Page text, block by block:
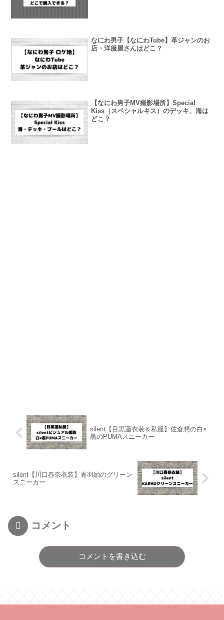
なにわ男子【なにわTube】革ジャンのお
店・洋服屋さんはどこ？
【なにわ男子MV撮影場所】Special
Kiss（スペシャルキス）のデッキ、海は
どこ？
silent【目黒蓮衣装＆私服】佐倉想の白×
黒のPUMAスニーカー
silent【川口春奈衣装】青羽紬のグリーン
スニーカー
コメント
コメントを書き込む